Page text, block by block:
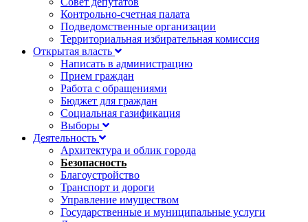
Контрольно-счетная палата
Подведомственные организации
Территориальная избирательная комиссия
Открытая власть
Написать в администрацию
Прием граждан
Работа с обращениями
Бюджет для граждан
Социальная газификация
Выборы
Деятельность
Архитектура и облик города
Безопасность
Благоустройство
Транспорт и дороги
Управление имуществом
Государственные и муниципальные услуги